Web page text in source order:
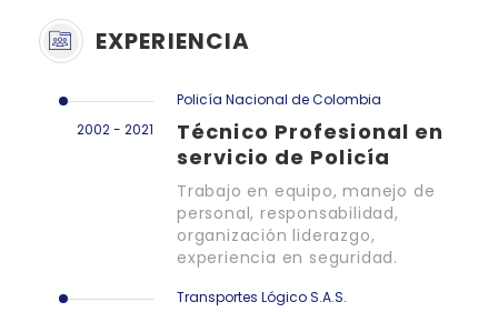
EXPERIENCIA
2002 - 2021
Policía Nacional de Colombia
Técnico Profesional en
servicio de Policía
Trabajo en equipo, manejo de
personal, responsabilidad,
organización liderazgo,
experiencia en seguridad.
Transportes Lógico S.A.S.